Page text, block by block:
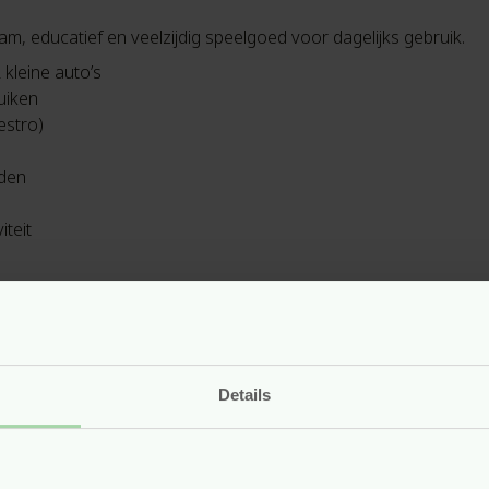
Details
educatief en veelzijdig speelgoed voor dagelijks gebruik.
auto’s